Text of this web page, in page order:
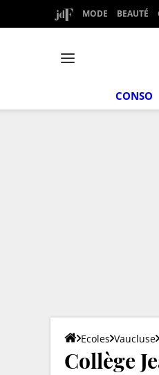
MODE BEAUTÉ
CONSO
Ecoles Vaucluse
Collège